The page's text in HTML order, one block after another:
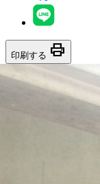
印刷する print